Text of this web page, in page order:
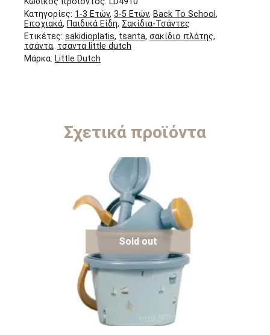
Κατηγορίες: 1-3 Ετών, 3-5 Ετών, Back To School ,
Εποχιακά, Παιδικά Είδη, Σακίδια-Τσάντες
Ετικέτες: sakidioplatis, tsanta, σακίδιο πλάτης,
τσάντα, τσαντα little dutch
Μάρκα: Little Dutch
Σχετικά προϊόντα
Sold out